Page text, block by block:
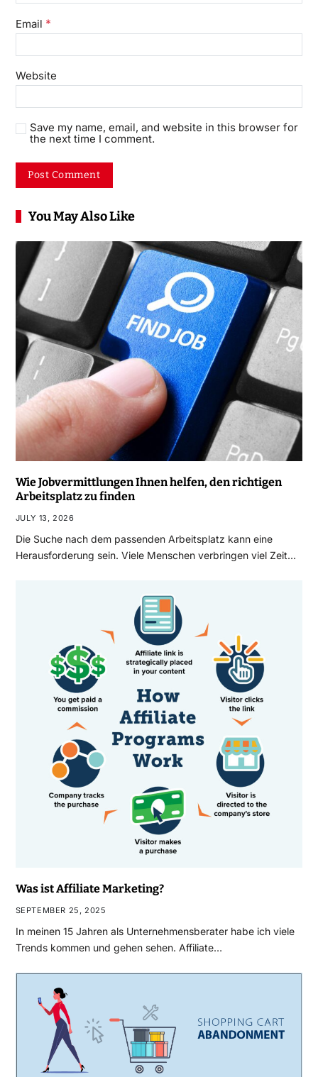
Email *
Website
Save my name, email, and website in this browser for
the next time I comment.
You May Also Like
Wie Jobvermittlungen Ihnen helfen, den richtigen
Arbeitsplatz zu finden
JULY 13, 2026
Die Suche nach dem passenden Arbeitsplatz kann eine
Herausforderung sein. Viele Menschen verbringen viel Zeit…
Was ist Affiliate Marketing?
SEPTEMBER 25, 2025
In meinen 15 Jahren als Unternehmensberater habe ich viele
Trends kommen und gehen sehen. Affiliate…